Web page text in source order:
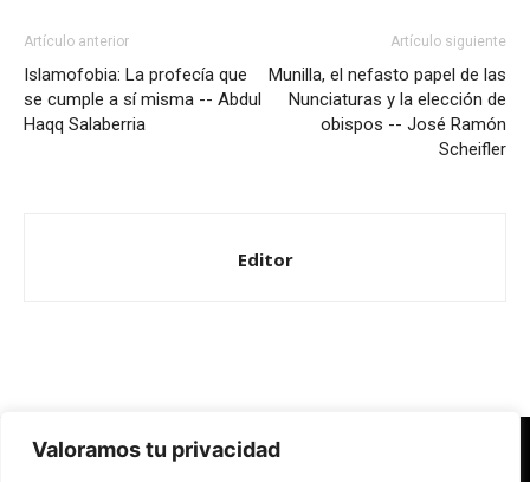
Valoramos tu privacidad
Artículo anterior
Islamofobia: La profecía que
se cumple a sí misma -- Abdul
Haqq Salaberria
Artículo siguiente
Munilla, el nefasto papel de las
Nunciaturas y la elección de
obispos -- José Ramón
Scheifler
Editor
Redes Cristianas